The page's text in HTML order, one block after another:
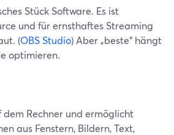
Stück Software. Es ist
und für ernsthaftes Streaming
(OBS Studio) Aber „beste“ hängt
optimieren.
Rechner und ermöglicht
aus Fenstern, Bildern, Text,